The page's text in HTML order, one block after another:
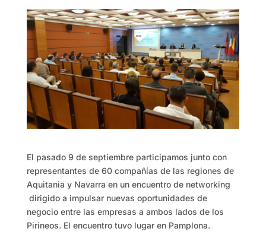
El pasado 9 de septiembre participamos junto con
representantes de 60 compañías de las regiones de
Aquitania y Navarra en un encuentro de networking
dirigido a impulsar nuevas oportunidades de
negocio entre las empresas a ambos lados de los
Pirineos. El encuentro tuvo lugar en Pamplona.